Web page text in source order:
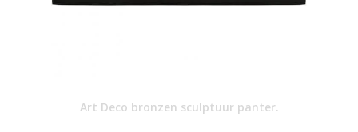
Art Deco bronzen sculptuur panter.